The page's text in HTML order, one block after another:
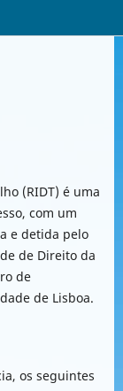
(RIDT) é uma
com um
e detida pelo
de Direito da
de
de Lisboa.
os seguintes